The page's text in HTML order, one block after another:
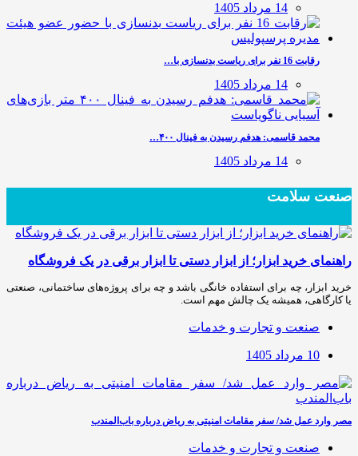
14 مرداد 1405
رقابت 16 نفر برای ریاست بدنسازی با…
14 مرداد 1405
محمد قاسمی: هدفم رسیدن به فینال ۴۰۰…
14 مرداد 1405
صنعت سلامت
راهنمای خرید ابزار؛ از ابزار دستی تا ابزار برقی در یک فروشگاه
خرید ابزار، چه برای استفاده خانگی باشد و چه برای پروژه‌های ساختمانی، صنعتی
یا کارگاهی، همیشه یک چالش مهم است.
صنعت و تجارت و خدمات
10 مرداد 1405
مصر وارد عمل شد/ سفر مقامات امنیتی به ریاض درباره باب‌المندب
صنعت و تجارت و خدمات